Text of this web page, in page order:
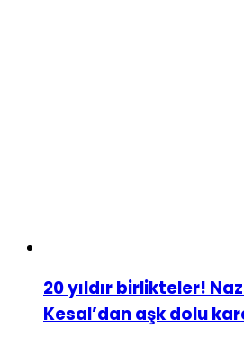
20 yıldır birlikteler!
Kesal’dan aşk dolu